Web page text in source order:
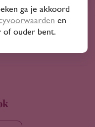
ga je akkoord
en
of ouder bent.